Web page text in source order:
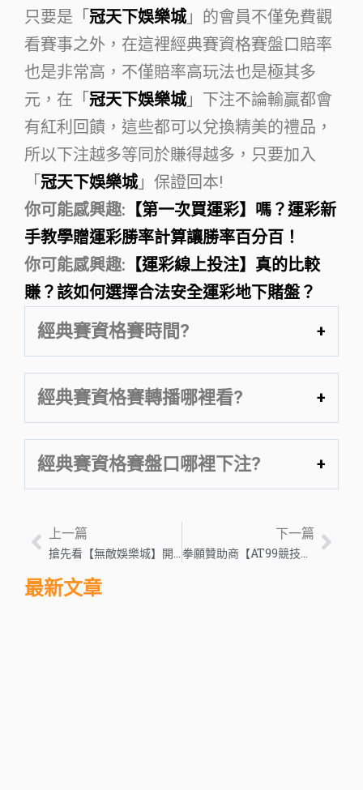
只要是「 冠天下娛樂城」的會員不僅免費觀
看賽事之外，在這裡經典賽資格賽盤口賠率
也是非常高，不僅賠率高玩法也是極其多
元，在「 冠天下娛樂城」下注不論輸贏都會
有紅利回饋，這些都可以兌換精美的禮品，
所以下注越多等同於賺得越多，只要加入
「 冠天下娛樂城」保證回本!
你可能感興趣: 【第一次買運彩】嗎？運彩新
手教學贈運彩勝率計算讓勝率百分百！
你可能感興趣: 【運彩線上投注】真的比較
賺？該如何選擇合法安全運彩地下賭盤？
經典賽資格賽時間?
經典賽資格賽轉播哪裡看?
經典賽資格賽盤口哪裡下注?
上一篇 下一篇
最新文章